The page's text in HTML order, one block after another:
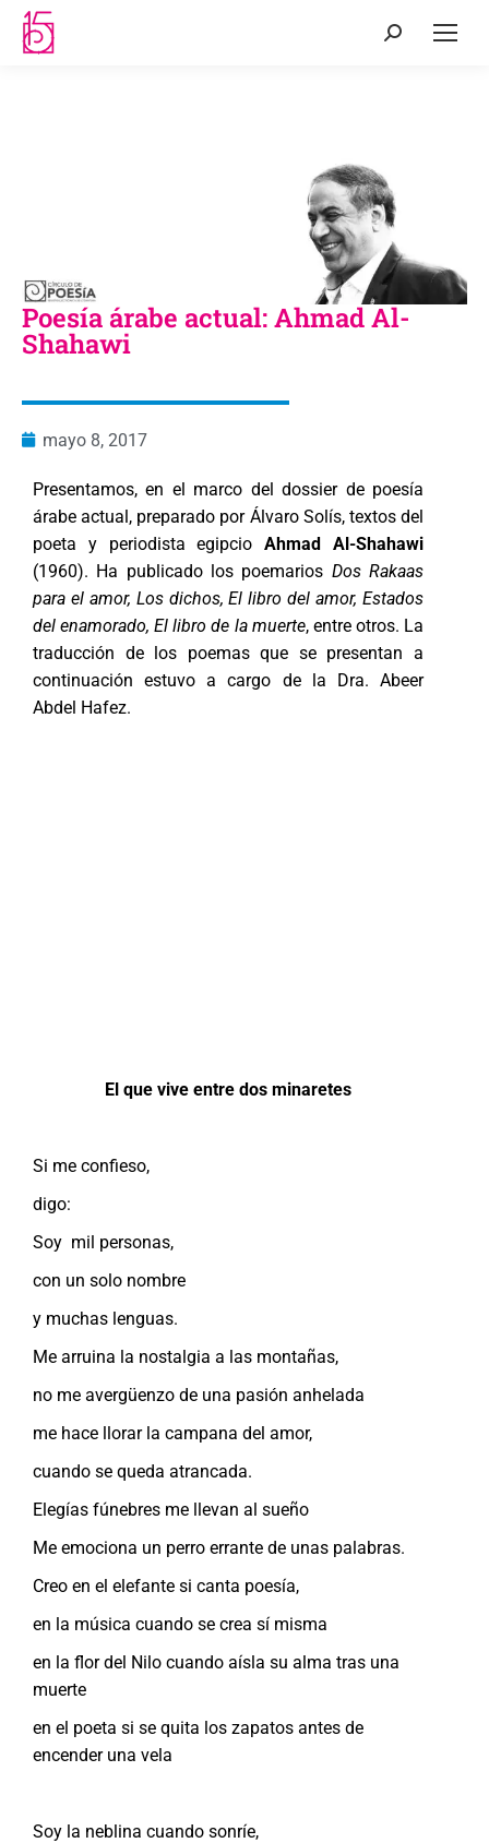
Poesía árabe actual: Ahmad Al-
Shahawi
mayo 8, 2017
Presentamos, en el marco del dossier de poesía
árabe actual, preparado por Álvaro Solís, textos del
poeta y periodista egipcioAhmad Al-Shahawi
(1960). Ha publicado los poemarios Dos Rakaas
para el amor, Los dichos, El libro del amor, Estados
del enamorado, El libro de la muerte, entre otros. La
traducción de los poemas que se presentan a
continuación estuvo a cargo de la Dra. Abeer
Abdel Hafez.
El que vive entre dos minaretes
Si me confieso,
digo:
Soy mil personas,
con un solo nombre
y muchas lenguas.
Me arruina la nostalgia a las montañas,
no me avergüenzo de una pasión anhelada
me hace llorar la campana del amor,
cuando se queda atrancada.
Elegías fúnebres me llevan al sueño
Me emociona un perro errante de unas palabras.
Creo en el elefante si canta poesía,
en la música cuando se crea sí misma
en la flor del Nilo cuando aísla su alma tras una
muerte
en el poeta si se quita los zapatos antes de
encender una vela
Soy la neblina cuando sonríe,